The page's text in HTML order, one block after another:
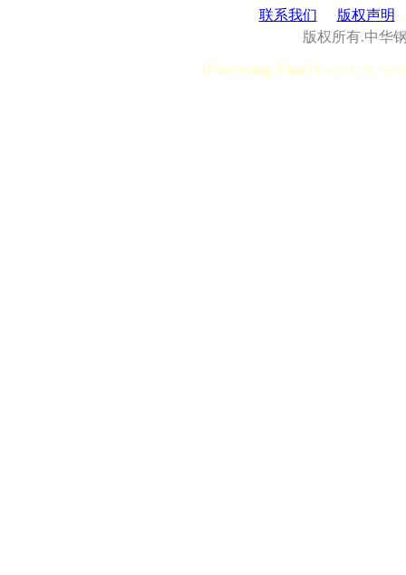
联系我们
版权声明
版权所有.中华
[Processing Time] User:0.28,